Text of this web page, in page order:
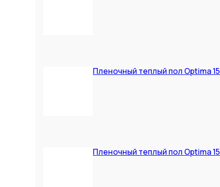
Пленочный теплый пол Optima
Пленочный теплый пол Optima